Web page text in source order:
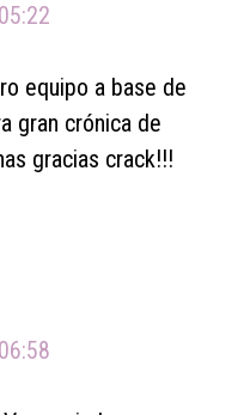
equipo a base de
gran crónica de
gracias crack!!!